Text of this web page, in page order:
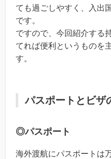
ても過ごしやすく、入出
です。
ですので、今回紹介する
てれば便利というものを
す。
パスポートとビザ
◎パスポート
海外渡航にパスポートは